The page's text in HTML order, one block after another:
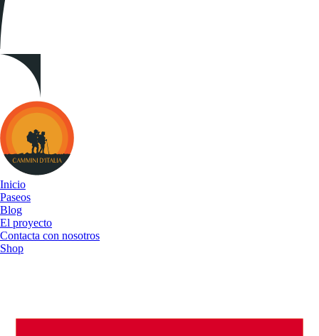
Cammini
d&#039;Italia
Inicio
Paseos
Blog
El proyecto
Contacta con nosotros
Shop